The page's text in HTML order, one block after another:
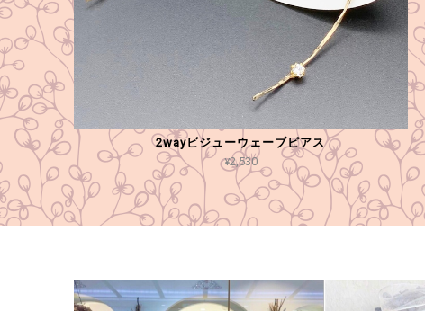
2wayビジューウェーブピアス
¥2,530